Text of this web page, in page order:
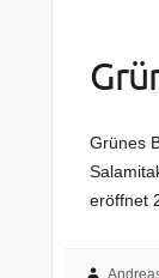
Grünes
eröffnet